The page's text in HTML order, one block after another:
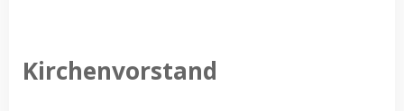
Kirchenvorstand